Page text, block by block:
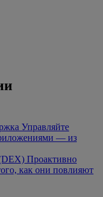
Управляйте
— из
Проактивно
как они повлияют